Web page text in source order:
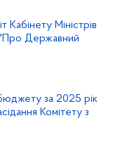
Кабінету Міністрів
"Про Державний
за 2025 рік
Комітету з